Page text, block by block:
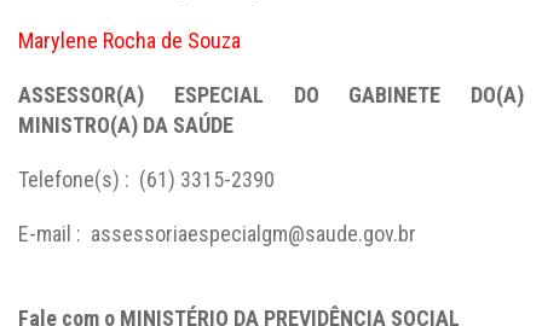
Marylene Rocha de Souza
ASSESSOR(A) ESPECIAL DO GABINETE DO(A)
MINISTRO(A) DA SAÚDE
Telefone(s) : (61) 3315-2390
E-mail : assessoriaespecialgm@saude.gov.br
Fale com o MINISTÉRIO DA PREVIDÊNCIA SOCIAL